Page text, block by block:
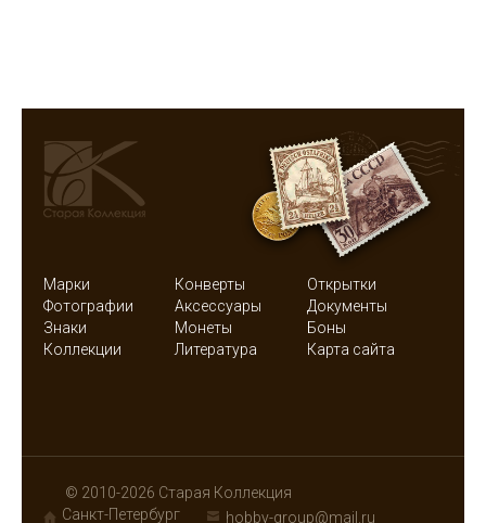
Марки Конверты
Открытки
Фотографии
Аксессуары
Документы
Знаки
Монеты
Боны
Коллекции
Литература Карта сайта
© 2010-2026 Старая Коллекция
Санкт-Петербург
hobby-group@mail.ru